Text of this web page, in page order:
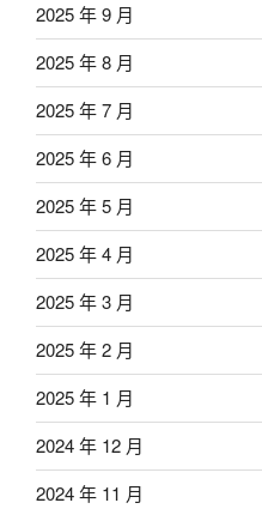
2025 年 9 月
2025 年 8 月
2025 年 7 月
2025 年 6 月
2025 年 5 月
2025 年 4 月
2025 年 3 月
2025 年 2 月
2025 年 1 月
2024 年 12 月
2024 年 11 月